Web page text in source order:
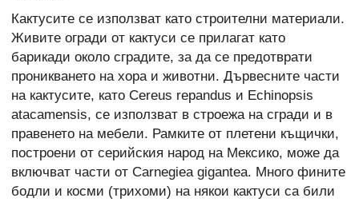
Кактусите се използват като строителни материали.
Живите огради от кактуси се прилагат като
барикади около сградите, за да се предотврати
проникването на хора и животни. Дървесните части
на кактусите, като Cereus repandus и Echinopsis
atacamensis, се използват в строежа на сгради и в
правенето на мебели. Рамките от плетени къщички,
построени от серийския народ на Мексико, може да
включват части от Carnegiea gigantea. Много фините
бодли и косми (трихоми) на някои кактуси са били